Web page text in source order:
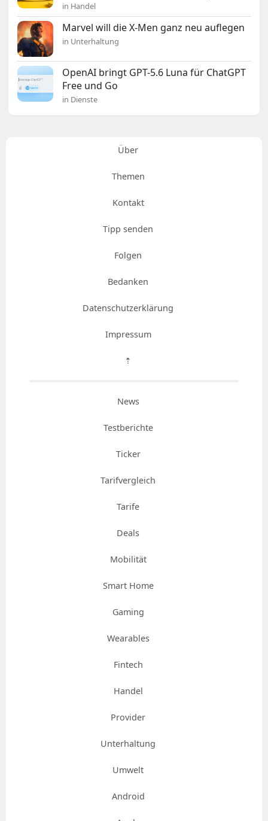
in Handel
Marvel will die X-Men ganz neu auflegen
in Unterhaltung
OpenAI bringt GPT-5.6 Luna für ChatGPT
Free und Go
in Dienste
Über
Themen
Kontakt
Tipp senden
Folgen
Bedanken
Datenschutzerklärung
Impressum
⇡
News
Testberichte
Ticker
Tarifvergleich
Tarife
Deals
Mobilität
Smart Home
Gaming
Wearables
Fintech
Handel
Provider
Unterhaltung
Umwelt
Android